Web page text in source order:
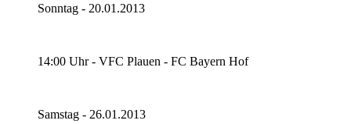
Sonntag - 20.01.2013
14:00 Uhr - VFC Plauen - FC Bayern Hof
Samstag - 26.01.2013